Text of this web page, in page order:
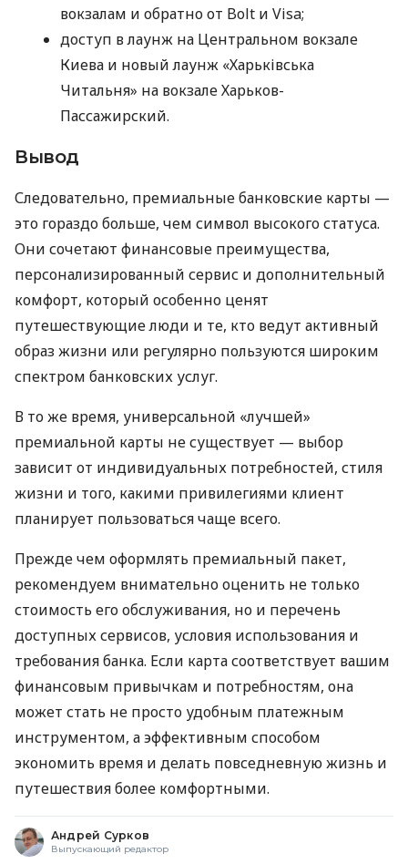
вокзалам и обратно от Bolt и Visa;
доступ в лаунж на Центральном вокзале
Киева и новый лаунж «Харьківська
Читальня» на вокзале Харьков-
Пассажирский.
Вывод
Следовательно, премиальные банковские карты —
это гораздо больше, чем символ высокого статуса.
Они сочетают финансовые преимущества,
персонализированный сервис и дополнительный
комфорт, который особенно ценят
путешествующие люди и те, кто ведут активный
образ жизни или регулярно пользуются широким
спектром банковских услуг.
В то же время, универсальной «лучшей»
премиальной карты не существует — выбор
зависит от индивидуальных потребностей, стиля
жизни и того, какими привилегиями клиент
планирует пользоваться чаще всего.
Прежде чем оформлять премиальный пакет,
рекомендуем внимательно оценить не только
стоимость его обслуживания, но и перечень
доступных сервисов, условия использования и
требования банка. Если карта соответствует вашим
финансовым привычкам и потребностям, она
может стать не просто удобным платежным
инструментом, а эффективным способом
экономить время и делать повседневную жизнь и
путешествия более комфортными.
Андрей Сурков
Выпускающий редактор